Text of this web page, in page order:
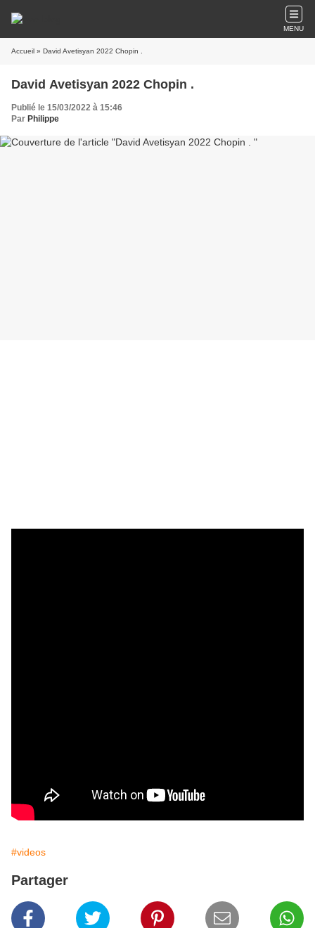
MENU
Accueil » David Avetisyan 2022 Chopin .
David Avetisyan 2022 Chopin .
Publié le 15/03/2022 à 15:46
Par Philippe
#videos
Partager